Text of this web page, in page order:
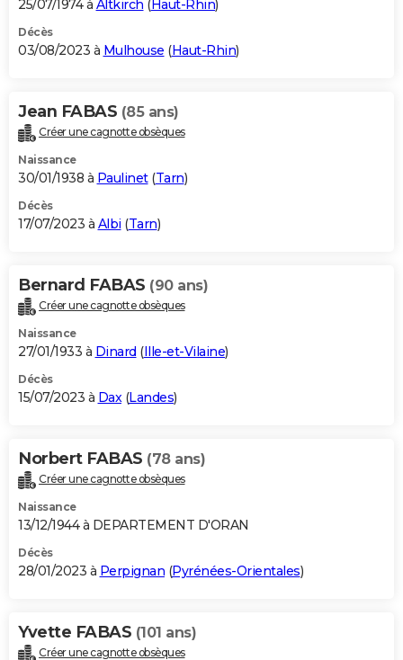
25/07/1974 à Altkirch ( Haut-Rhin)
Décès
03/08/2023 à Mulhouse (Haut-Rhin)
Jean FABAS (85 ans)
Créer une cagnotte obsèques
Naissance
30/01/1938 à Paulinet(Tarn)
Décès
17/07/2023 à Albi (Tarn)
Bernard FABAS (90 ans)
Créer une cagnotte obsèques
Naissance
27/01/1933 à Dinard (Ille-et-Vilaine)
Décès
15/07/2023 à Dax(Landes)
Norbert FABAS (78 ans)
Créer une cagnotte obsèques
Naissance
13/12/1944 à DEPARTEMENT D'ORAN
Décès
28/01/2023 à Perpignan (Pyrénées-Orientales)
Yvette FABAS (101 ans)
Créer une cagnotte obsèques